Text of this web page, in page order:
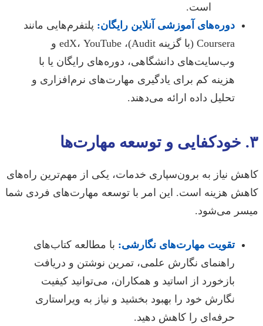
است.
دوره‌های آموزشی آنلاین رایگان: پلتفرم‌هایی مانند
Coursera (با گزینه Audit)، edX، YouTube و
وب‌سایت‌های دانشگاهی، دوره‌های رایگان یا با
هزینه کم برای یادگیری مهارت‌های نرم‌افزاری و
تحلیل داده ارائه می‌دهند.
۳. خودکفایی و توسعه مهارت‌ها
کاهش نیاز به برون‌سپاری خدمات، یکی از مهم‌ترین راه‌های
کاهش هزینه است. این امر با توسعه مهارت‌های فردی شما
میسر می‌شود.
تقویت مهارت‌های نگارشی: با مطالعه کتاب‌های
راهنمای نگارش علمی، تمرین نوشتن و دریافت
بازخورد از اساتید و همکاران، می‌توانید کیفیت
نگارش خود را بهبود بخشید و نیاز به ویراستاری
حرفه‌ای را کاهش دهید.